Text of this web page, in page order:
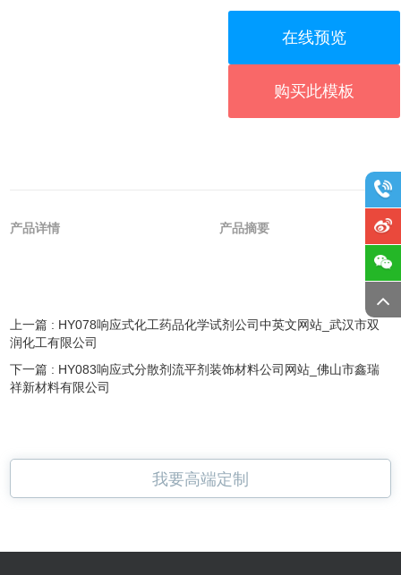
在线预览
购买此模板
产品详情 产品摘要
上一篇 : HY078响应式化工药品化学试剂公司中英文网站_武汉市双
润化工有限公司
下一篇 : HY083响应式分散剂流平剂装饰材料公司网站_佛山市鑫瑞
祥新材料有限公司
我要高端定制